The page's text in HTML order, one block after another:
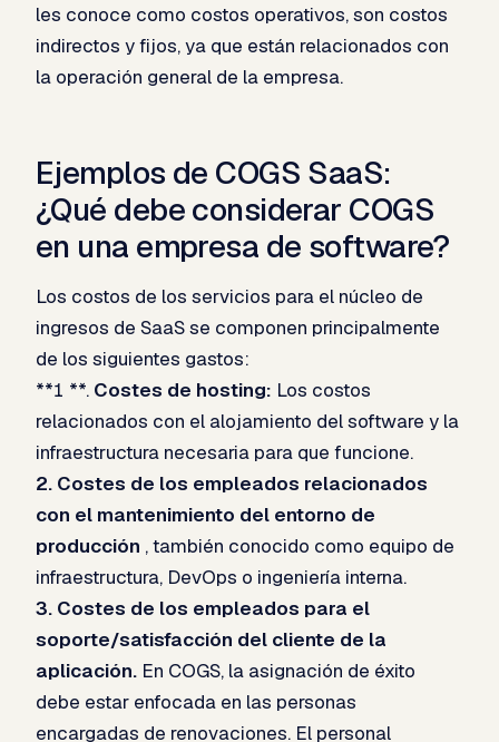
les conoce como costos operativos, son costos
indirectos y fijos, ya que están relacionados con
la operación general de la empresa.
Ejemplos de COGS SaaS:
¿Qué debe considerar COGS
en una empresa de software?​
Los costos de los servicios para el núcleo de
ingresos de SaaS se componen principalmente
de los siguientes gastos:
**1 **. Costes de hosting: Los costos
relacionados con el alojamiento del software y la
infraestructura necesaria para que funcione.
2. Costes de los empleados relacionados
con el mantenimiento del entorno de
producción , también conocido como equipo de
infraestructura, DevOps o ingeniería interna.
3. Costes de los empleados para el
soporte/satisfacción del cliente de la
aplicación. En COGS, la asignación de éxito
debe estar enfocada en las personas
encargadas de renovaciones. El personal